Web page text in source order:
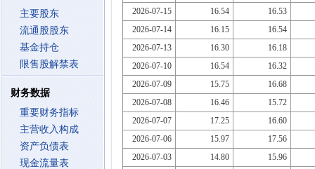
主要股东
流通股股东
基金持仓
限售股解禁表
财务数据
重要财务指标
主营收入构成
资产负债表
现金流量表
2026-07-15
16.54
16.53
2026-07-14
16.15
16.54
2026-07-13
16.30
16.18
2026-07-10
16.54
16.32
2026-07-09
15.75
16.68
2026-07-08
16.46
15.72
2026-07-07
17.25
16.60
2026-07-06
15.97
17.56
2026-07-03
14.80
15.96